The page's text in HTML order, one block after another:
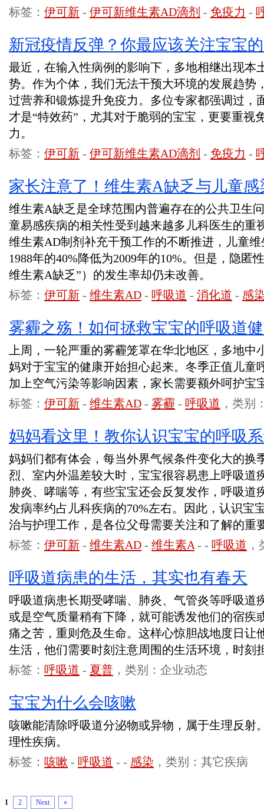
标签： 伊可新 - 伊可新维生素AD滴剂 - 免疫力 -
新冠疫情反弹？你最应该关注宝宝
最近，在输入性病例的影响下，多地相继出现本
势。作为个体，我们无法干预大环境的发展趋势
过营养和锻炼提升免疫力。多位专家都强调过，
才是“特效药”，尤其对于脆弱的宝宝，更要重视
力。
标签： 伊可新 - 伊可新维生素AD滴剂 - 免疫力 -
家长注意了！维生素A缺乏与儿童
维生素A缺乏是全球范围内普遍存在的公共卫生
童易感疾病的相关性受到越来越多儿科医生的重
维生素AD制剂补充干预工作的不断推进，儿童
1988年的40%降低为2009年的10%。但是，隐匿
维生素A缺乏”）的发生率却仍未改善。
标签： 伊可新 - 维生素AD - 呼吸道 - 消化道 - 感
雾霾之殇！如何拯救宝宝的呼吸道
上周，一轮严重的雾霾笼罩在华北地区，多地中
妈对于宝宝的健康开始担心起来。冬季正值儿童
加上空气污染等影响因素，家长需要额外呵护宝
标签： 伊可新 - 维生素AD - 雾霾 - 呼吸道 ，类别
妈妈看这里！教你认识宝宝的呼吸
妈妈们都有体会，每当外界气候条件变化大的换
烈、室内外温差较大时，宝宝很容易患上呼吸道
肺炎、哮喘等，有些宝宝还会反复发作，呼吸道
发病率约占儿科疾病的70%左右。因此，认识宝
治与护理工作，是各位父母需要关注和了解的重
标签： 伊可新 - 维生素AD - 维生素A - - 呼吸道
呼吸道病患的生活，其实也有春天
呼吸道病患长期受哮喘、肺炎、气管炎等呼吸道
或是空气质量稍有下降，就可能诱发他们的宿疾
痛之苦，重则危及生命。这样心惊胆战地度日让
生活，他们需要时刻注意周围的生活环境，时刻
标签： 呼吸道 - 夏普 ，类别：企业动态
宝宝为什么会咳嗽
咳嗽能清除呼吸道分泌物或异物，属于生理反射
理性疾病。
标签： 咳嗽 - 呼吸道 - - 感染 ，类别：其它疾病
1 2 Next »